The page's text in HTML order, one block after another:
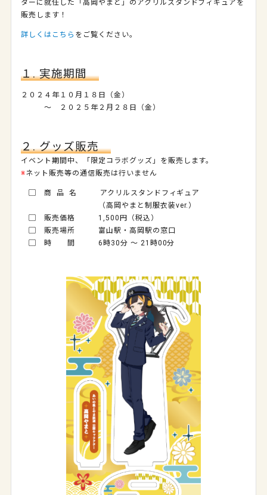
ターに就任した「高岡やまと」のアクリルスタンドフィギュアを
販売します！
詳しくはこちら をご覧ください。
１. 実施期間
２０２４年１０月１８日（金）
～ ２０２５年２月２８日（金）
２. グッズ販売
イベント期間中、「限定コラボグッズ」を販売します。
※ネット販売等の通信販売は行いません
▢ 商 品 名 アクリルスタンドフィギュア
（高岡やまと制服衣装ver.）
▢ 販売価格 1,500円（税込）
▢ 販売場所 富山駅・高岡駅の窓口
▢ 時 間 6時30分 ～ 21時00分